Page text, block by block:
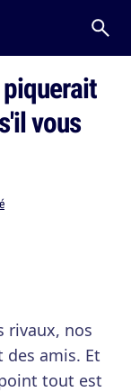
vous
rivaux, nos
amis. Et
tout est